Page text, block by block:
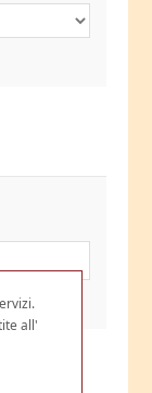
all'